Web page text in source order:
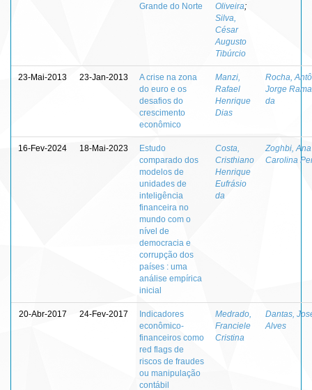
Grande do Norte
Oliveira;
Silva,
César
Augusto
Tibúrcio
23-Mai-2013 23-Jan-2013
A crise na zona
do euro e os
desafios do
crescimento
econômico
Manzi,
Rafael
Henrique
Dias
Rocha,
Jorge
da
16-Fev-2024 18-Mai-2023
Estudo
comparado dos
modelos de
unidades de
inteligência
financeira no
mundo com o
nível de
democracia e
corrupção dos
países : uma
análise empírica
inicial
Costa,
Cristhiano
Henrique
Eufrásio
da
Zoghbi, Ana
Carolina
20-Abr-2017 24-Fev-2017
Indicadores
econômico-
financeiros como
red flags de
riscos de fraudes
ou manipulação
contábil
Medrado,
Franciele
Cristina
Dantas,
Alves